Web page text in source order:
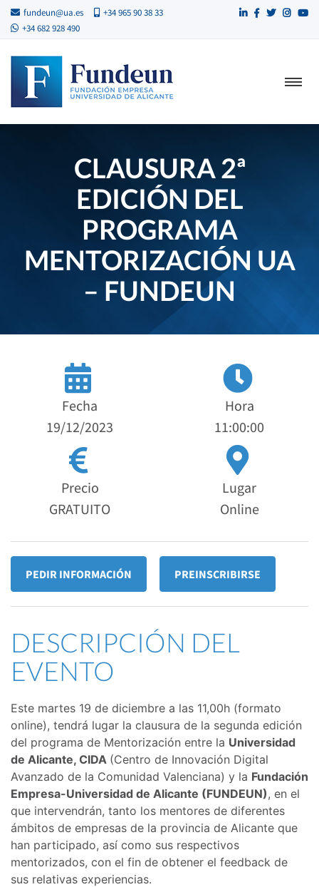
fundeun@ua.es
+34 965 90 38 33
+34 682 928 490
CLAUSURA 2ª
EDICIÓN DEL
PROGRAMA
MENTORIZACIÓN UA
– FUNDEUN
Fecha
19/12/2023
Hora
11:00:00
Precio
GRATUITO
Lugar
Online
PEDIR INFORMACIÓN PREINSCRIBIRSE
DESCRIPCIÓN DEL
EVENTO
Este martes 19 de diciembre a las 11,00h (formato
online), tendrá lugar la clausura de la segunda edición
del programa de Mentorización entre la Universidad
de Alicante, CIDA (Centro de Innovación Digital
Avanzado de la Comunidad Valenciana) y la Fundación
Empresa-Universidad de Alicante (FUNDEUN), en el
que intervendrán, tanto los mentores de diferentes
ámbitos de empresas de la provincia de Alicante que
han participado, así como sus respectivos
mentorizados, con el fin de obtener el feedback de
sus relativas experiencias.